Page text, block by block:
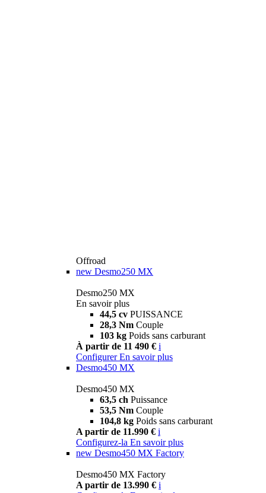
Offroad
new Desmo250 MX
Desmo250 MX
En savoir plus
44,5 cv PUISSANCE
28,3 Nm Couple
103 kg Poids sans carburant
À partir de 11 490 € i
Configurer En savoir plus
Desmo450 MX
Desmo450 MX
63,5 ch Puissance
53,5 Nm Couple
104,8 kg Poids sans carburant
A partir de 11.990 € i
Configurez-la En savoir plus
new Desmo450 MX Factory
Desmo450 MX Factory
A partir de 13.990 € i